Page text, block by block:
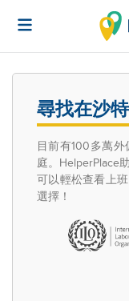
尋找在沙
目前有100多萬
庭。HelperPlace
可以輕松查看上
選擇！